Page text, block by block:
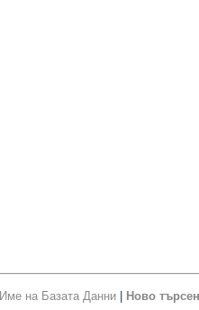
Име на Базата Данни Ново